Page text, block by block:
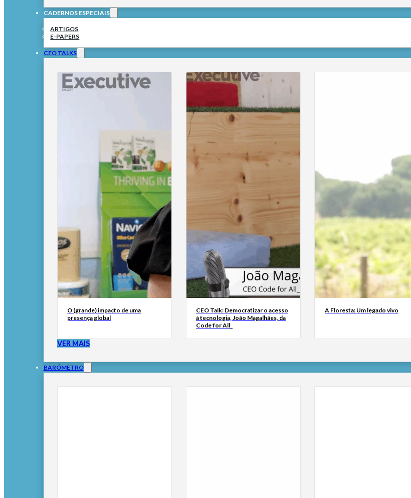
CADERNOS ESPECIAIS
ARTIGOS
E-PAPERS
CEO TALKS
O (grande) impacto de uma
presença global
CEO Talk: Democratizar o acesso
à tecnologia, João Magalhães, da
Code for All_
A Floresta: Um legado vivo
VER MAIS
BARÓMETRO